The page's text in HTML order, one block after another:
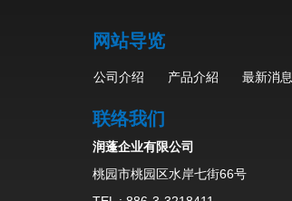
网站导览
公司介绍 产品介紹 最新消息
联络我们
润蓬企业有限公司
桃园市桃园区水岸七街66号